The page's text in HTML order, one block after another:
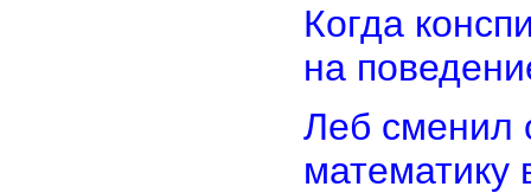
Когда
на
Леб сменил
математику